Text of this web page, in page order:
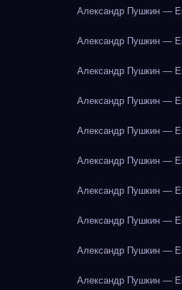
Александр Пушкин —
Александр Пушкин —
Александр Пушкин —
Александр Пушкин —
Александр Пушкин —
Александр Пушкин —
Александр Пушкин —
Александр Пушкин —
Александр Пушкин —
Александр Пушкин —